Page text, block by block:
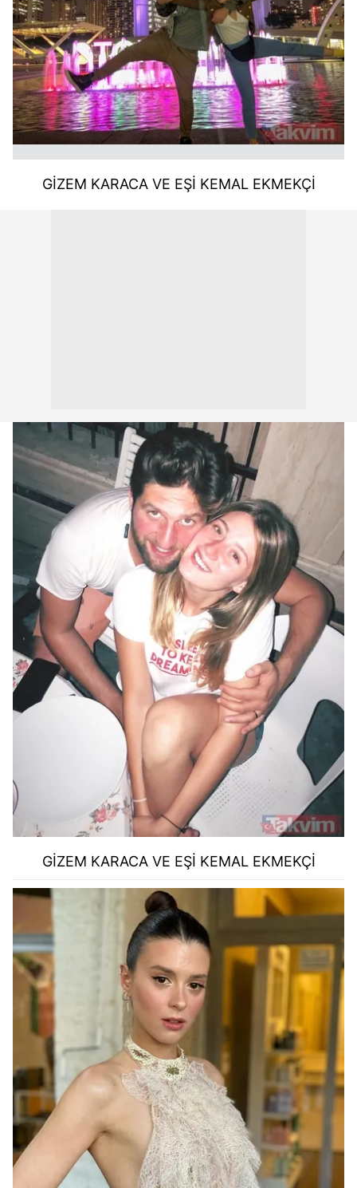
GİZEM KARACA VE EŞİ KEMAL EKMEKÇİ
GİZEM KARACA VE EŞİ KEMAL EKMEKÇİ